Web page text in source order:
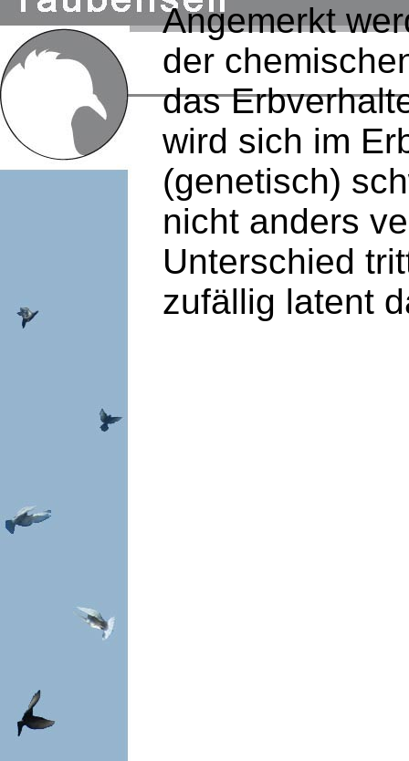
Angemerkt
der
das
wird sich im
(genetisch)
nicht anders
Unterschied
zufällig latent